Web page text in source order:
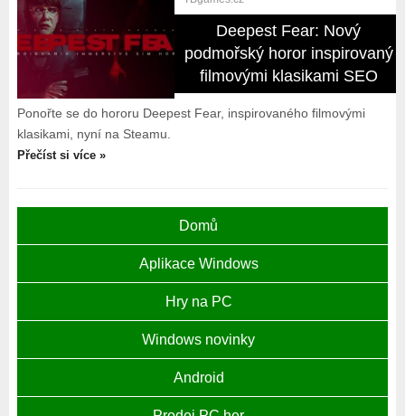
Deepest Fear: Nový
podmořský horor inspirovaný
filmovými klasikami SEO
Ponořte se do hororu Deepest Fear, inspirovaného filmovými
klasikami, nyní na Steamu.
Přečíst si více »
Domů
Aplikace Windows
Hry na PC
Windows novinky
Android